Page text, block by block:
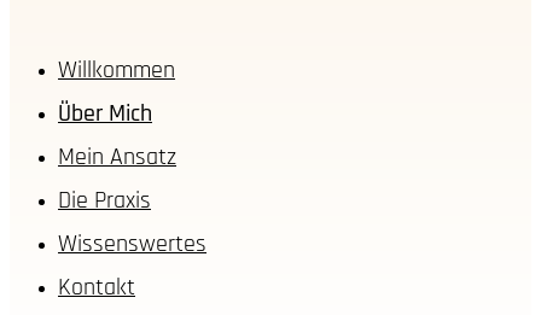
Willkommen
Über Mich
Mein Ansatz
Die Praxis
Wissenswertes
Kontakt